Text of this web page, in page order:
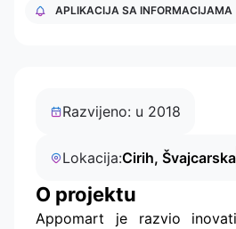
APLIKACIJA SA INFORMACIJAMA
Razvijeno: u 2018
Lokacija:Cirih, Švajcarska
O projektu
Appomart je razvio